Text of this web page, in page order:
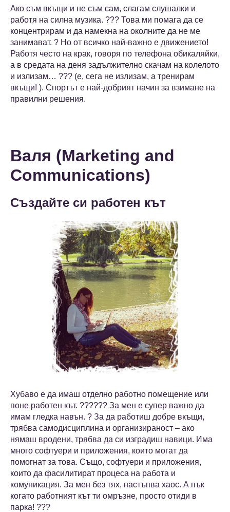
Ако съм вкъщи и не съм сам, слагам слушалки и
работя на силна музика. ??? Това ми помага да се
концентрирам и да намекна на околните да не ме
занимават. ? Но от всичко най-важно е движението!
Работя често на крак, говоря по телефона обикаляйки,
а в средата на деня задължително скачам на колелото
и излизам… ??? (е, сега не излизам, а тренирам
вкъщи! ). Спортът е най-добрият начин за взимане на
правилни решения.
Валя (Marketing and
Communications)
Създайте си работен кът
Хубаво е да имаш отделно работно помещение или
поне работен кът. ?‍??‍??‍? За мен е супер важно да
имам гледка навън. ? За да работиш добре вкъщи,
трябва самодисциплина и организираност – ако
нямаш вродени, трябва да си изградиш навици. Има
много софтуери и приложения, които могат да
помогнат за това. Също, софтуери и приложения,
които да фасилитират процеса на работа и
комуникация. За мен без тях, настъпва хаос. А пък
когато работният кът ти омръзне, просто отиди в
парка! ???